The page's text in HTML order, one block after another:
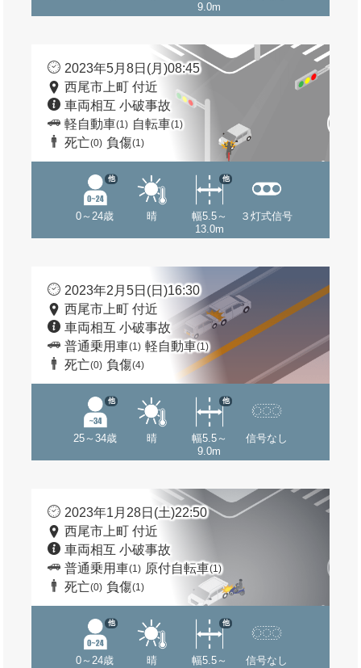
9.0m
2023年5月8日(月)08:45
西尾市上町 付近
車両相互 小破事故
軽自動車(1) 自転車(1)
死亡(0) 負傷(1)
0～24歳
他
晴
幅5.5～
13.0m
他
３灯式信号
2023年2月5日(日)16:30
西尾市上町 付近
車両相互 小破事故
普通乗用車(1) 軽自動車(1)
死亡(0) 負傷(4)
25～34歳
他
晴
幅5.5～
9.0m
他
信号なし
2023年1月28日(土)22:50
西尾市上町 付近
車両相互 小破事故
普通乗用車(1) 原付自転車(1)
死亡(0) 負傷(1)
0～24歳
他
晴
幅5.5～
他
信号なし